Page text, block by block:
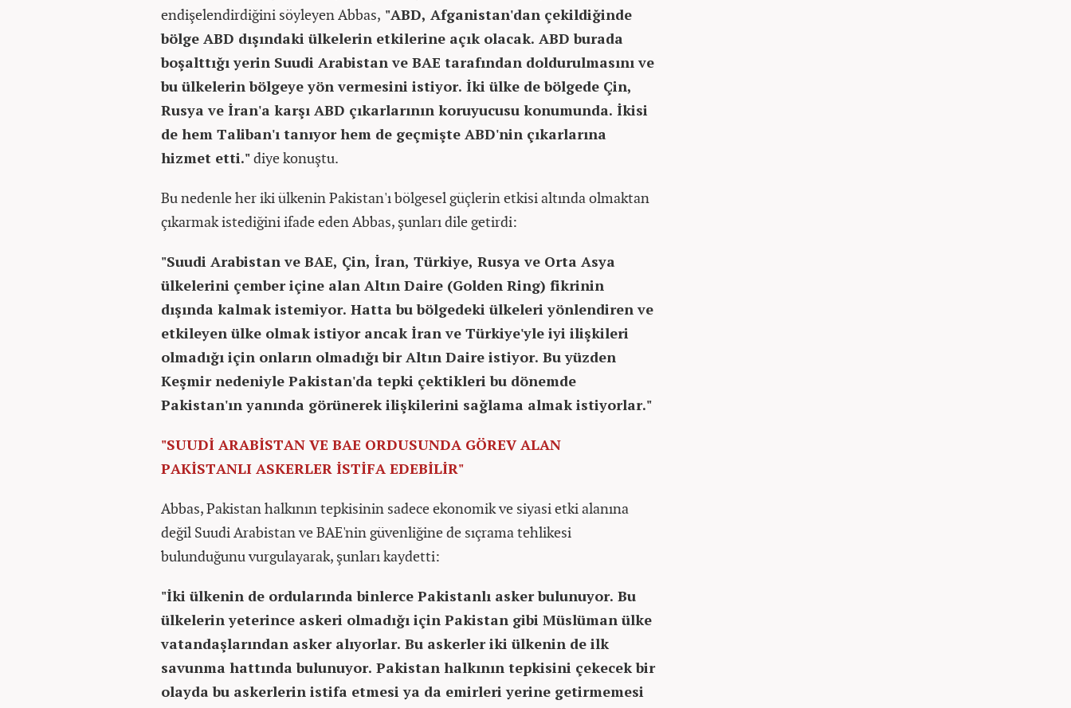
endişelendirdiğini söyleyen Abbas, "ABD, Afganistan'dan çekildiğinde
bölge ABD dışındaki ülkelerin etkilerine açık olacak. ABD burada
boşalttığı yerin Suudi Arabistan ve BAE tarafından doldurulmasını ve
bu ülkelerin bölgeye yön vermesini istiyor. İki ülke de bölgede Çin,
Rusya ve İran'a karşı ABD çıkarlarının koruyucusu konumunda. İkisi
de hem Taliban'ı tanıyor hem de geçmişte ABD'nin çıkarlarına
hizmet etti."diye konuştu.
Bu nedenle her iki ülkenin Pakistan'ı bölgesel güçlerin etkisi altında olmaktan
çıkarmak istediğini ifade eden Abbas, şunları dile getirdi:
"Suudi Arabistan ve BAE, Çin, İran, Türkiye, Rusya ve Orta Asya
ülkelerini çember içine alan Altın Daire (Golden Ring) fikrinin
dışında kalmak istemiyor. Hatta bu bölgedeki ülkeleri yönlendiren ve
etkileyen ülke olmak istiyor ancak İran ve Türkiye'yle iyi ilişkileri
olmadığı için onların olmadığı bir Altın Daire istiyor. Bu yüzden
Keşmir nedeniyle Pakistan'da tepki çektikleri bu dönemde
Pakistan'ın yanında görünerek ilişkilerini sağlama almak istiyorlar."
"SUUDİ ARABİSTAN VE BAE ORDUSUNDA GÖREV ALAN
PAKİSTANLI ASKERLER İSTİFA EDEBİLİR"
Abbas, Pakistan halkının tepkisinin sadece ekonomik ve siyasi etki alanına
değil Suudi Arabistan ve BAE'nin güvenliğine de sıçrama tehlikesi
bulunduğunu vurgulayarak, şunları kaydetti:
"İki ülkenin de ordularında binlerce Pakistanlı asker bulunuyor. Bu
ülkelerin yeterince askeri olmadığı için Pakistan gibi Müslüman ülke
vatandaşlarından asker alıyorlar. Bu askerler iki ülkenin de ilk
savunma hattında bulunuyor. Pakistan halkının tepkisini çekecek bir
olayda bu askerlerin istifa etmesi ya da emirleri yerine getirmemesi